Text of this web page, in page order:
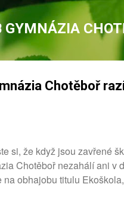
GYMNÁZIA
Chotěboř
si, že když jsou zavřené
Chotěboř nezahálí ani v
na obhajobu titulu